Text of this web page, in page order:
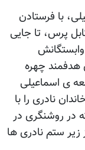
با فرستادن
پرس، تا جایی
هدفمند چهره
ی اسماعیلی
نادری را با
در روشنگری در
ستم نادری ها